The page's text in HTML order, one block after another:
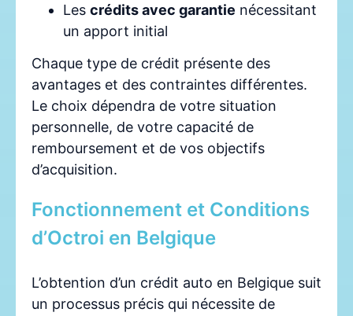
Les crédits avec garantie nécessitant
un apport initial
Chaque type de crédit présente des
avantages et des contraintes différentes.
Le choix dépendra de votre situation
personnelle, de votre capacité de
remboursement et de vos objectifs
d’acquisition.
Fonctionnement et Conditions
d’Octroi en Belgique
L’obtention d’un crédit auto en Belgique suit
un processus précis qui nécessite de